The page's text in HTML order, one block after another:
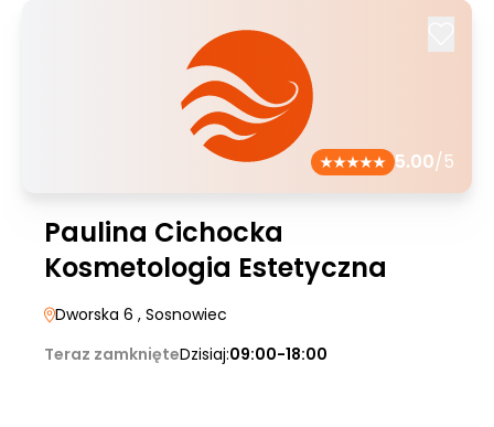
5.00/5
Paulina Cichocka
Kosmetologia Estetyczna
Dworska 6 , Sosnowiec
Teraz zamknięteDzisiaj:09:00-18:00